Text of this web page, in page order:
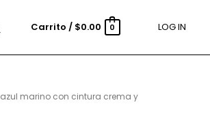
Carrito / $0.00 0 LOG IN
marino con cintura crema y